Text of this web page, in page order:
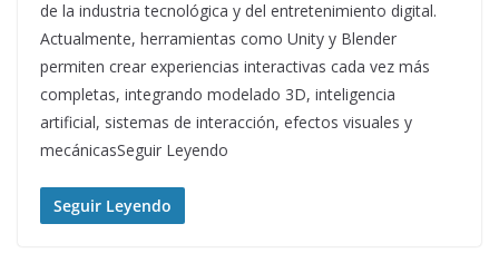
de la industria tecnológica y del entretenimiento digital.
Actualmente, herramientas como Unity y Blender
permiten crear experiencias interactivas cada vez más
completas, integrando modelado 3D, inteligencia
artificial, sistemas de interacción, efectos visuales y
mecánicasSeguir Leyendo
Seguir Leyendo